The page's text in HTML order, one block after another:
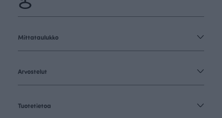
Mittataulukko
Arvostelut
Tuotetietoa